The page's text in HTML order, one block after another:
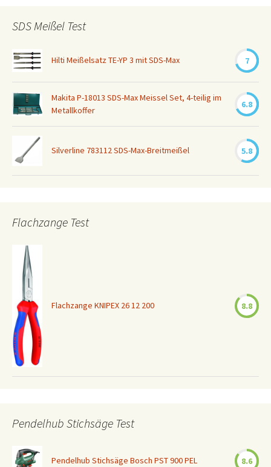
SDS Meißel Test
Hilti Meißelsatz TE-YP 3 mit SDS-Max 7
Makita P-18013 SDS-Max Meissel Set, 4-teilig im
Metallkoffer
6.8
Silverline 783112 SDS-Max-Breitmeißel 5.8
Flachzange Test
Flachzange KNIPEX 26 12 200 8.8
Pendelhub Stichsäge Test
Pendelhub Stichsäge Bosch PST 900 PEL 8.6